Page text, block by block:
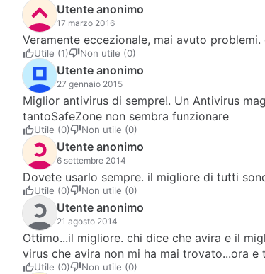
Utente anonimo
17 marzo 2016
Veramente eccezionale, mai avuto
Utile (1) Non utile (0)
Utente anonimo
27 gennaio 2015
Miglior antivirus di sempre!. Un Antivirus
tantoSafeZone non sembra funzionare
Utile (0) Non utile (0)
Utente anonimo
6 settembre 2014
Dovete usarlo sempre. il migliore di tutti
Utile (0) Non utile (0)
Utente anonimo
21 agosto 2014
Ottimo...il migliore. chi dice che avira e il
virus che avira non mi ha mai trovato...ora
Utile (0) Non utile (0)